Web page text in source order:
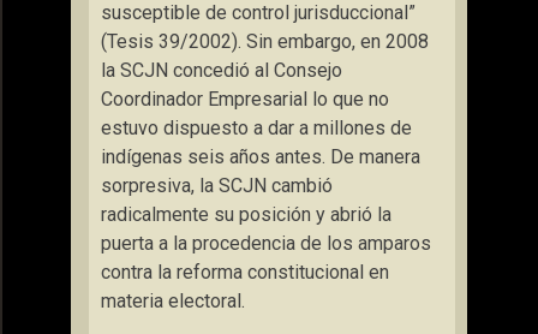
susceptible de control jurisduccional”
(Tesis 39/2002). Sin embargo, en 2008
la SCJN concedió al Consejo
Coordinador Empresarial lo que no
estuvo dispuesto a dar a millones de
indígenas seis años antes. De manera
sorpresiva, la SCJN cambió
radicalmente su posición y abrió la
puerta a la procedencia de los amparos
contra la reforma constitucional en
materia electoral.